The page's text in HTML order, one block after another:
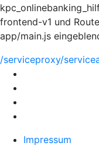
frontend-v1 und
app/main.js
/serviceproxy/
Impressum